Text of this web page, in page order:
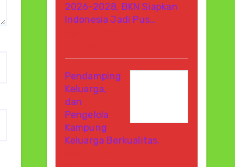
2026-2028, BKN Siapkan
Indonesia Jadi Pus…
Pendamping
Keluarga,
dan
Pengelola
Kampung
Keluarga Berkualitas.